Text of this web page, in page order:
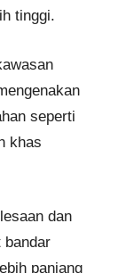
tinggi.
seperti
khas
dan
bandar
panjang